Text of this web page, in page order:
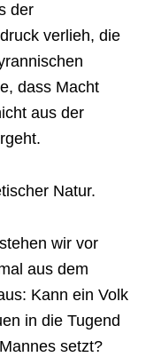
der
verlieh, die
dass Macht
aus der
Natur.
wir vor
aus dem
Kann ein Volk
in die Tugend
setzt?